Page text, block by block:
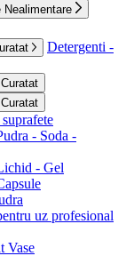
Nealimentare
Detergenti -
- Soda -
- Gel
uz profesional
Vase